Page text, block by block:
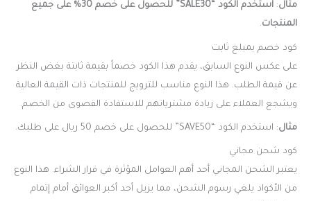
مثال:
استخدم الكود “SALE30” للحصول على خصم 30% على جميع
المنتجات.
كود خصم بمبلغ ثابت
على عكس النوع السابق، يقدم هذا الكود خصماً بقيمة ثابتة بغض النظر
عن قيمة الطلب. هذا النوع مناسب للترويج للمنتجات ذات القيمة العالية
ويشجع العملاء على زيادة مشترياتهم للاستفادة القصوى من الخصم.
مثال: استخدم الكود “SAVE50” للحصول على خصم 50 ريال على طلبك.
كود شحن مجاني
يعتبر الشحن المجاني أحد أهم العوامل المؤثرة في قرار الشراء. هذا النوع
من الأكواد يلغي رسوم الشحن، مما يزيل أحد أكبر العوائق أمام إتمام